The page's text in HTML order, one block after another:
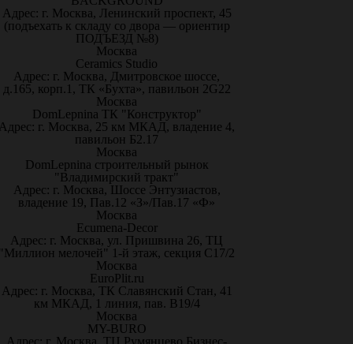
Адрес: г. Москва, Ленинский проспект, 45
(подъехать к складу со двора — ориентир
ПОДЪЕЗД №8)
Москва
Ceramics Studio
Адрес: г. Москва, Дмитровское шоссе,
д.165, корп.1, ТК «Бухта», павильон 2G22
Москва
DomLepnina ТК "Конструктор"
г. Москва, 25 км МКАД, владение 4,
павильон Б2.17
Москва
DomLepnina строительный рынок
"Владимирский тракт"
Адрес: г. Москва, Шоссе Энтузиастов,
владение 19, Пав.12 «З»/Пав.17 «Ф»
Москва
Ecumena-Decor
Адрес: г. Москва, ул. Пришвина 26, ТЦ
мелочей" 1-й этаж, секция С17/2
Москва
EuroPlit.ru
Адрес: г. Москва, ТК Славянский Стан, 41
км МКАД, 1 линия, пав. В19/4
Москва
MY-BURO
Адрес: г. Москва, ТЦ Румянцево Бизнес-